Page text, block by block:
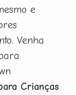
e
Venha
Crianças